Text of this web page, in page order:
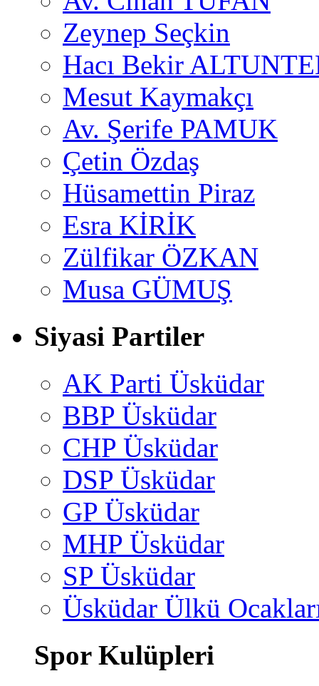
Zeynep Seçkin
Hacı Bekir
Mesut Kaymakçı
Av. Şerife PAMUK
Çetin Özdaş
Hüsamettin Piraz
Esra KİRİK
Zülfikar ÖZKAN
Musa GÜMUŞ
Siyasi Partiler
AK Parti Üsküdar
BBP Üsküdar
CHP Üsküdar
DSP Üsküdar
GP Üsküdar
MHP Üsküdar
SP Üsküdar
Üsküdar Ülkü
Spor Kulüpleri